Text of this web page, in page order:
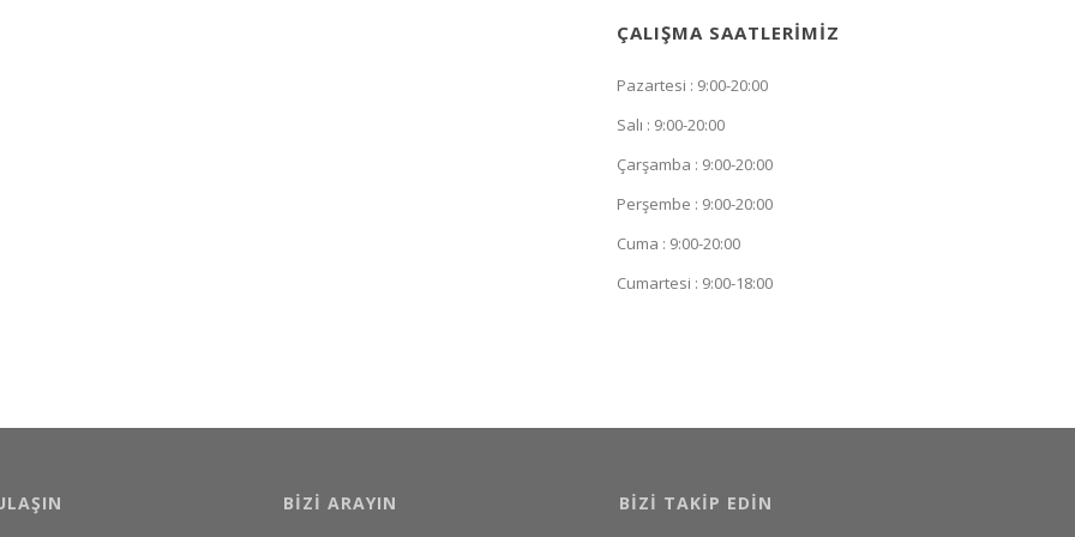
ÇALIŞMA SAATLERIMIZ
Pazartesi : 9:00-20:00
Salı : 9:00-20:00
Çarşamba : 9:00-20:00
Perşembe : 9:00-20:00
Cuma : 9:00-20:00
Cumartesi : 9:00-18:00
BIZI ARAYIN BIZI TAKIP EDIN